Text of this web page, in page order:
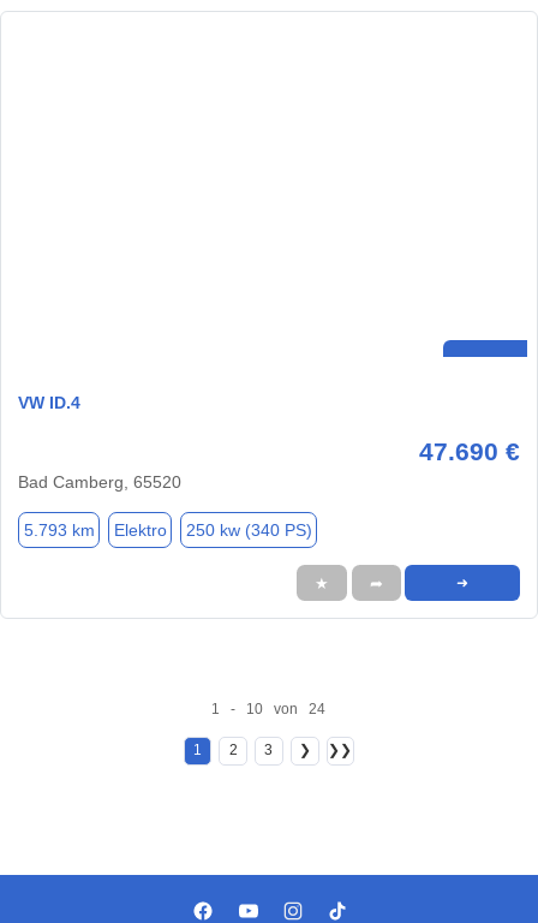
VW ID.4
47.690 €
Bad Camberg, 65520
5.793 km Elektro 250 kw (340 PS)
★ ➦ ➜
1 - 10 von 24
1 2 3 ❯ ❯❯